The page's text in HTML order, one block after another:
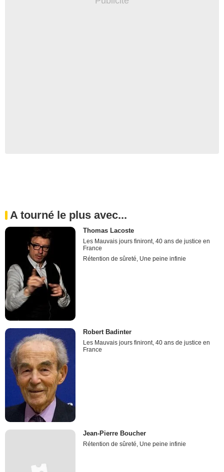
A tourné le plus avec...
Thomas Lacoste
Les Mauvais jours finiront, 40 ans de justice en
France
Rétention de sûreté, Une peine infinie
Robert Badinter
Les Mauvais jours finiront, 40 ans de justice en
France
Jean-Pierre Boucher
Rétention de sûreté, Une peine infinie